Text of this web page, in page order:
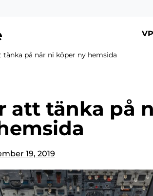
tänka på när ni köper ny hemsida
att tänka på
19, 2019